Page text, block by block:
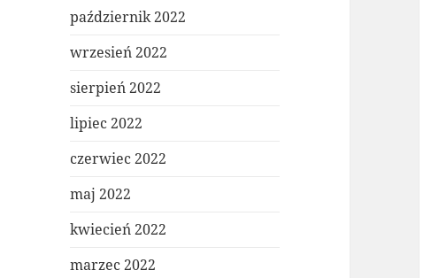
październik 2022
wrzesień 2022
sierpień 2022
lipiec 2022
czerwiec 2022
maj 2022
kwiecień 2022
marzec 2022